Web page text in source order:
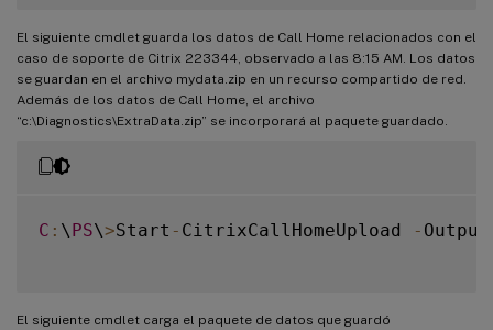
El siguiente cmdlet guarda los datos de Call Home relacionados con el
caso de soporte de Citrix 223344, observado a las 8:15 AM. Los datos
se guardan en el archivo mydata.zip en un recurso compartido de red.
Además de los datos de Call Home, el archivo
“c:\Diagnostics\ExtraData.zip” se incorporará al paquete guardado.
C : \PS\>Start - CitrixCallHomeUpload -
El siguiente cmdlet carga el paquete de datos que guardó